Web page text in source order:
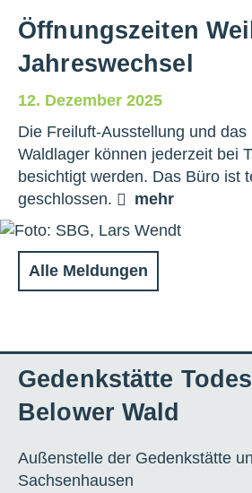
Öffnungszeiten
Jahreswechsel
12. Dezember 2025
Die Freiluft-Ausstellung und das
Waldlager können jederzeit bei
besichtigt werden. Das Büro ist
geschlossen.
mehr
Alle Meldungen
Gedenkstätte
Belower Wald
Außenstelle der Gedenkstätte
Sachsenhausen